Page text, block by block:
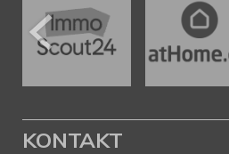
KONTAKT